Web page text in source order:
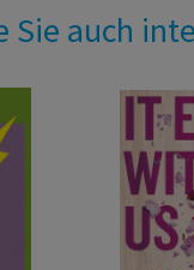
Sie auch